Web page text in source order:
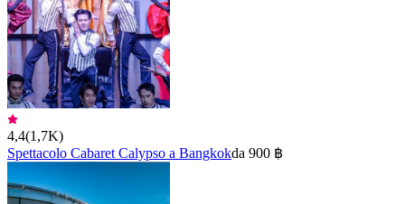
4,4(1,7K)
Spettacolo Cabaret Calypso a Bangkokda 900 ฿